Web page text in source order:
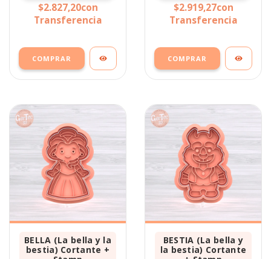
$2.827,20con
Transferencia
COMPRAR
$2.919,27con
Transferencia
COMPRAR
BELLA (La bella y la
bestia) Cortante +
BESTIA (La bella y
la bestia) Cortante